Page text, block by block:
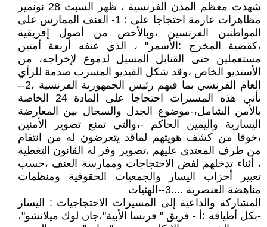
شهدت معظم المدن الفرنسية ، ظهر السبت 28 نونمير
مظاهرات عارمة احتجاجا على ؛ 1- العنف الممارس على
المواطنبن الفرنسين ،وبالأخص من أصول إفريقية
،كقضية المخرج :الأسمر" ، الذي عنفه أربعة أمنين
مستعملين حتى القنابل المسيل لدموع لإخراجه، من
الأستديو الخاص ،وقد شكل الفيديو المسرب صدمة للرأي
العام الفرنسي بما فيهم رئيس الجمهورية الفرنسية ،2--
تأتي هذه المسيرات احتجاجا على المادة 24 الخاصة
بالأمن الشامل،-موضوع الجدل والسجال بين المعارضة
اليسارية واليمين الحاكم -،والتي تمنع تصوير الأمنين
،خوفا من كشف هويتهم لماقد يتعرضون له من انتقام
من طرف المعتدى عليهم ،تصوير وفر له القانون التغطية
، أثناء تدخلهم لفض الاحتجاجات وممارسة العنف ،حسب
تعبير أحزاب اليسار والجمعيات الحقوقية ومنظمات
مناهضة العنصرية ....3--الهئيات
المشاركة والداعية إلى المسيرات الاحتجاجيات : اليسار
-بكل أطيافه ؛أ - فريق " فرنسا الأبية"،جان لوك ميلانشو"،